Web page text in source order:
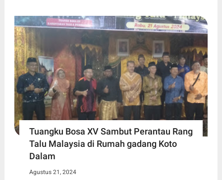
Tuangku Bosa XV Sambut Perantau Rang
Talu Malaysia di Rumah gadang Koto
Dalam
Agustus 21, 2024